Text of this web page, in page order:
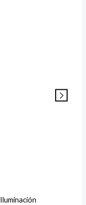
Iluminación